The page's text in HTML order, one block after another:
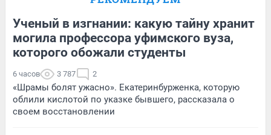
Ученый в изгнании: какую тайну хранит
могила профессора уфимского вуза,
которого обожали студенты
6 часов 3 787 2
«Шрамы болят ужасно». Екатеринбурженка, которую
облили кислотой по указке бывшего, рассказала о
своем восстановлении